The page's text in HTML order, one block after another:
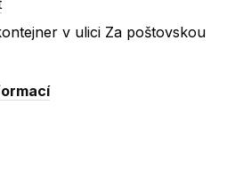
v ulici Za poštovskou